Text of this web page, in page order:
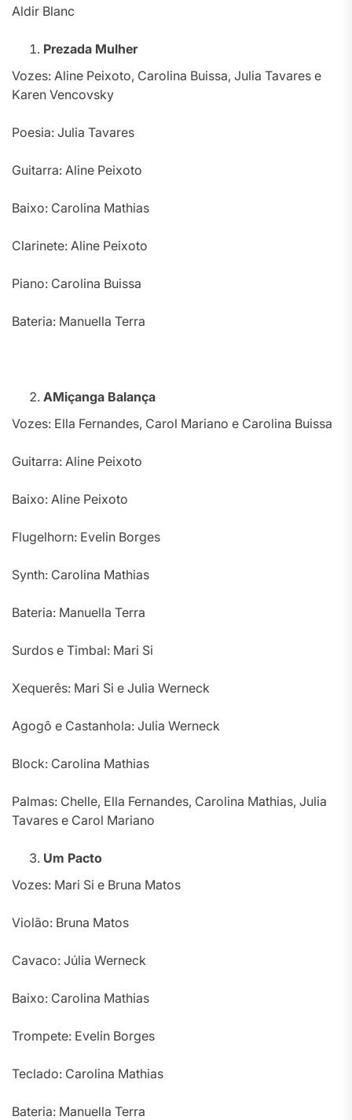
Aldir Blanc
Prezada Mulher
Vozes: Aline Peixoto, Carolina Buissa, Julia Tavares e
Karen Vencovsky
Poesia: Julia Tavares
Guitarra: Aline Peixoto
Baixo: Carolina Mathias
Clarinete: Aline Peixoto
Piano: Carolina Buissa
Bateria: Manuella Terra
AMiçanga Balança
Vozes: Ella Fernandes, Carol Mariano e Carolina Buissa
Guitarra: Aline Peixoto
Baixo: Aline Peixoto
Flugelhorn: Evelin Borges
Synth: Carolina Mathias
Bateria: Manuella Terra
Surdos e Timbal: Mari Si
Xequerês: Mari Si e Julia Werneck
Agogô e Castanhola: Julia Werneck
Block: Carolina Mathias
Palmas: Chelle, Ella Fernandes, Carolina Mathias, Julia
Tavares e Carol Mariano
Um Pacto
Vozes: Mari Si e Bruna Matos
Violão: Bruna Matos
Cavaco: Júlia Werneck
Baixo: Carolina Mathias
Trompete: Evelin Borges
Teclado: Carolina Mathias
Bateria: Manuella Terra